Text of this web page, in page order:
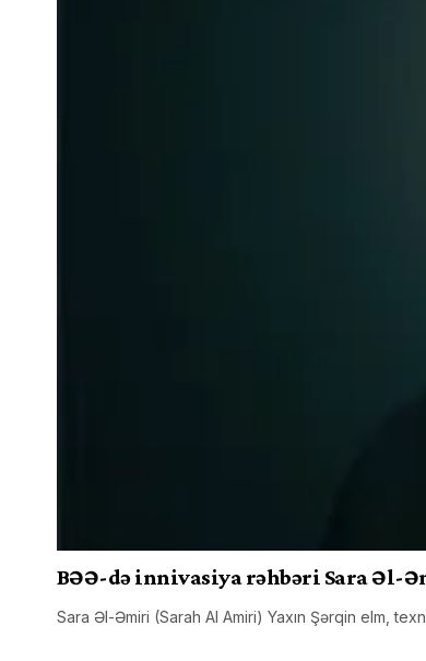
BƏƏ-də innivasiya rəhbəri Sara Əl-
Sara Əl-Əmiri (Sarah Al Amiri) Yaxın Şərqin elm,